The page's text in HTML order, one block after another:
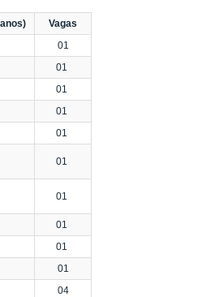
Vagas
01
01
01
01
01
01
01
01
01
01
04